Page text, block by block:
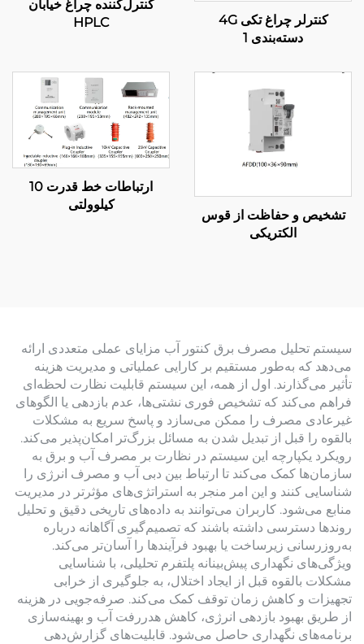
کنترلر چراغ تکی 4G
دسته‌بندی 1
کنترل‌کننده چراغ خیابان
HPLC
تشخیص و حفاظت از قوس
الکتریکی
ارتباطات خط قدرت 10
کیلوولتی
سیستم تحلیل مصرف برق کنتور آب مزایای عملی متعددی ارائه
می‌دهد که به‌طور مستقیم بر کارایی عملیاتی و مدیریت هزینه
تأثیر می‌گذارند. اول از همه، این سیستم قابلیت نظارت لحظه‌ای
فراهم می‌کند که تشخیص فوری نشتی‌ها، عدم بازدهی یا الگوهای
غیرعادی مصرف را ممکن می‌سازد و پاسخ سریع به مشکلات
بالقوه را قبل از تبدیل شدن به مسائل بزرگ‌تر امکان‌پذیر می‌کند.
رویکرد یکپارچه این سیستم در نظارت بر مصرف آب و برق به
سازمان‌ها کمک می‌کند تا ارتباط بین دبی آب و مصرف انرژی را
شناسایی کنند و این امر منجر به استراتژی‌های مؤثرتر در مدیریت
منابع می‌شود. کاربران می‌توانند به داده‌های تاریخی دقیق و تحلیل
روندها دسترسی داشته باشند که تصمیم‌گیری آگاهانه درباره
به‌روزرسانی زیرساخت یا بهبود فرآیندها را آسان‌تر می‌کند.
ویژگی‌های نگهداری پیش‌بینانه پلتفرم تحلیلی، با شناسایی
مشکلات بالقوه قبل از ایجاد اختلال، به جلوگیری از خرابی
تجهیزات و کاهش زمان توقف کمک می‌کند. صرفه‌جویی در هزینه
از طریق بهبود بازدهی انرژی، کاهش هدررفت آب و بهینه‌سازی
برنامه‌های نگهداری حاصل می‌شود. قابلیت‌های گزارش‌دهی